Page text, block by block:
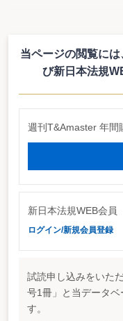
甲田圭人
三 その他納税環境
（事前届出）をした者で
入出力用プログラム又は
登録を行った後に、事前
替により、即時又は指定
ある（旧通法34①ただし
当ページの閲覧に
び新日本法規
週刊T&Amaster 年間
新日本法規WEB会員
ログイン/新規会員登録
試読申し込みをいた
号1冊」と当データ
す。